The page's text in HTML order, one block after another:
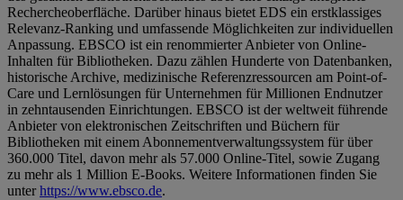
Rechercheoberfläche. Darüber hinaus bietet EDS ein erstklassiges
Relevanz-Ranking und umfassende Möglichkeiten zur individuellen
Anpassung. EBSCO ist ein renommierter Anbieter von Online-
Inhalten für Bibliotheken. Dazu zählen Hunderte von Datenbanken,
historische Archive, medizinische Referenzressourcen am Point-of-
Care und Lernlösungen für Unternehmen für Millionen Endnutzer
in zehntausenden Einrichtungen. EBSCO ist der weltweit führende
Anbieter von elektronischen Zeitschriften und Büchern für
Bibliotheken mit einem Abonnementverwaltungssystem für über
360.000 Titel, davon mehr als 57.000 Online-Titel, sowie Zugang
zu mehr als 1 Million E-Books. Weitere Informationen finden Sie
unterhttps://www.ebsco.de.